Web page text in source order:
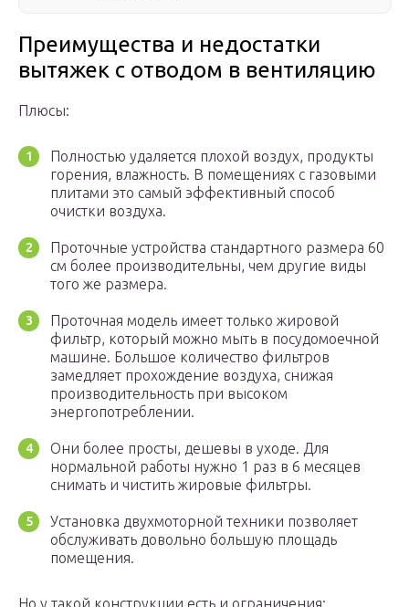
Преимущества и недостатки
вытяжек с отводом в вентиляцию
Плюсы:
Полностью удаляется плохой воздух, продукты
горения, влажность. В помещениях с газовыми
плитами это самый эффективный способ
очистки воздуха.
Проточные устройства стандартного размера 60
см более производительны, чем другие виды
того же размера.
Проточная модель имеет только жировой
фильтр, который можно мыть в посудомоечной
машине. Большое количество фильтров
замедляет прохождение воздуха, снижая
производительность при высоком
энергопотреблении.
Они более просты, дешевы в уходе. Для
нормальной работы нужно 1 раз в 6 месяцев
снимать и чистить жировые фильтры.
Установка двухмоторной техники позволяет
обслуживать довольно большую площадь
помещения.
Но у такой конструкции есть и ограничения: